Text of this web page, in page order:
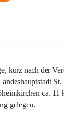
kurz nach der
ca.
gelegen.